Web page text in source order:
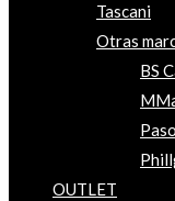
Tascani
Otras
BS
OUTLET